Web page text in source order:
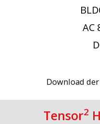
AC
Download
Tensor2